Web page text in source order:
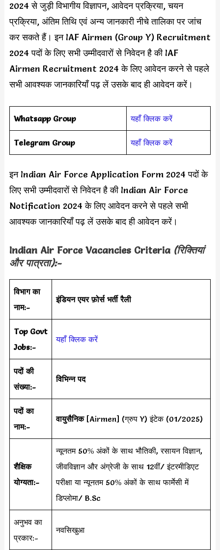
2024 से जुड़ी विभागीय विज्ञापन, आवेदन प्रक्रिया, चयन
प्रक्रिया, अंतिम तिथि एवं अन्य जानकारी नीचे तालिका पर जांच
कर सकते हैं। इन IAF Airmen (Group Y) Recruitment
2024 पदों के लिए सभी उम्मीदवारों से निवेदन है की IAF
Airmen Recruitment 2024 के लिए आवेदन करने से पहले
सभी आवश्यक जानकारियाँ पढ़ लें उसके बाद ही आवेदन करें।
Whatsapp Group यहाँ क्लिक करें
Telegram Group यहाँ क्लिक करें
इन Indian Air Force Application Form 2024 पदों के
लिए सभी उम्मीदवारों से निवेदन है की Indian Air Force
Notification 2024 के लिए आवेदन करने से पहले सभी
आवश्यक जानकारियाँ पढ़ लें उसके बाद ही आवेदन करें।
Indian Air Force Vacancies Criteria (रिक्तियां
और पात्रता):-
विभाग का
नाम:-
इंडियन एयर फ़ोर्स भर्ती रैली
Top Govt
Jobs:-
यहाँ क्लिक करें
पदों की
संख्या:-
विभिन्न पद
पदों का
नाम:-
वायुसैनिक[Airmen] (ग्रुप Y) इंटेक (01/2025)
शैक्षिक
योग्यता:-
न्यूनतम 50% अंकों के साथ भौतिकी, रसायन विज्ञान,
जीवविज्ञान और अंग्रेजी के साथ 12वीं/ इंटरमीडिएट
परीक्षा या न्यूनतम 50% अंकों के साथ फार्मेसी में
डिप्लोमा/ B.Sc
अनुभव का
प्रकार:-
नवसिखुआ